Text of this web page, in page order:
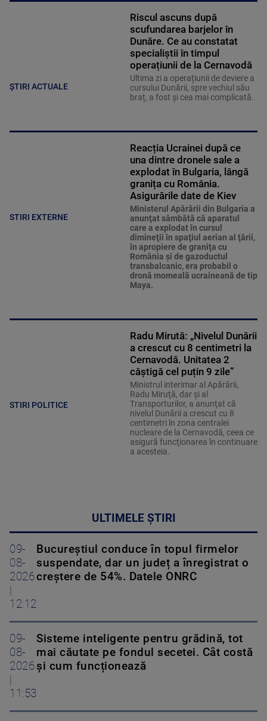
ȘTIRI ACTUALE
Riscul ascuns după
scufundarea barjelor în
Dunăre. Ce au constatat
specialiștii în timpul
operațiunii de la Cernavodă
Ultima zi a operațiunii de deviere a
cursului Dunării, spre vechiul său
braț, a fost și cea mai complicată.
STIRI EXTERNE
Reacția Ucrainei după ce
una dintre dronele sale a
explodat în Bulgaria, lângă
granița cu România.
Asigurările date de Kiev
Ministerul Apărării din Bulgaria a
anunţat sâmbătă că aparatul
care a explodat în cursul
dimineţii în spaţiul aerian al ţării,
în apropiere de graniţa cu
România şi de gazoductul
transbalcanic, era probabil o
dronă momeală ucraineană de tip
Maya.
STIRI POLITICE
Radu Mirută: „Nivelul Dunării
a crescut cu 8 centimetri la
Cernavodă. Unitatea 2
câștigă cel puțin 9 zile”
Ministrul interimar al Apărării,
Radu Miruţă, dar şi al
Transporturilor, a anunţat că
nivelul Dunării a crescut cu 8
centimetri în zona centralei
nucleare de la Cernavodă, ceea ce
asigură funcţionarea în continuare
a acesteia.
ULTIMELE ȘTIRI
09-
08-
2026
12:12
Bucureștiul conduce în topul firmelor
suspendate, dar un județ a înregistrat o
creștere de 54%. Datele ONRC
09-
08-
2026
11:53
Sisteme inteligente pentru grădină, tot
mai căutate pe fondul secetei. Cât costă
și cum funcționează